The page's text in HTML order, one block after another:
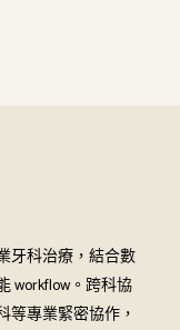
牙科治療，結合數
workflow。跨科協
等專業緊密協作，